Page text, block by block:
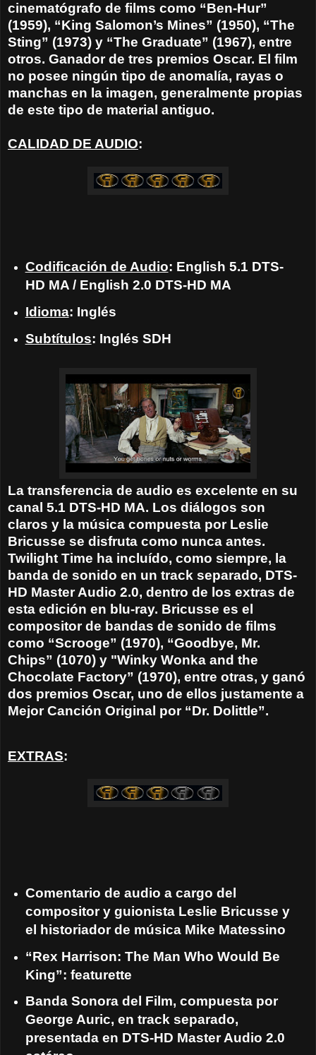
cinematógrafo de films como “Ben-Hur”
(1959), “King Salomon’s Mines” (1950), “The
Sting” (1973) y “The Graduate” (1967), entre
otros. Ganador de tres premios Oscar. El film
no posee ningún tipo de anomalía, rayas o
manchas en la imagen, generalmente propias
de este tipo de material antiguo.
CALIDAD DE AUDIO:
Codificación de Audio: English 5.1 DTS-
HD MA / English 2.0 DTS-HD MA
Idioma: Inglés
Subtítulos: Inglés SDH
La transferencia de audio es excelente en su
canal 5.1 DTS-HD MA. Los diálogos son
claros y la música compuesta por Leslie
Bricusse se disfruta como nunca antes.
Twilight Time ha incluído, como siempre, la
banda de sonido en un track separado, DTS-
HD Master Audio 2.0, dentro de los extras de
esta edición en blu-ray. Bricusse es el
compositor de bandas de sonido de films
como “Scrooge” (1970), “Goodbye, Mr.
Chips” (1070) y "Winky Wonka and the
Chocolate Factory” (1970), entre otras, y ganó
dos premios Oscar, uno de ellos justamente a
Mejor Canción Original por “Dr. Dolittle”.
EXTRAS:
Comentario de audio a cargo del
compositor y guionista Leslie Bricusse y
el historiador de música Mike Matessino
“Rex Harrison: The Man Who Would Be
King”: featurette
Banda Sonora del Film, compuesta por
George Auric, en track separado,
presentada en DTS-HD Master Audio 2.0